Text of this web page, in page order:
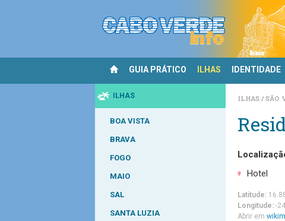
GUIA PRÁTICO ILHAS IDENTIDADE
ILHAS
BOA VISTA
BRAVA
FOGO
MAIO
SAL
SANTA LUZIA
ILHAS SÃO
Hotel
Latitude:
Longitude: -
Abrir em